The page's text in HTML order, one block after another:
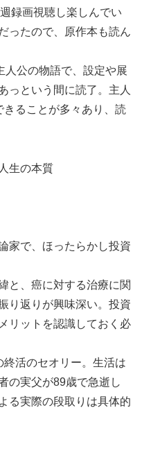
録画視聴し楽しんでい
ったので、原作本も読ん
公の物語で、設定や展
っという間に読了。主人
ることが多々あり、読
生の本質
家で、ほったらかし投資
と、癌に対する治療に関
り返りが興味深い。投資
リットを認識しておく必
活のセオリー。生活は
の実父が89歳で急逝し
る実際の段取りは具体的